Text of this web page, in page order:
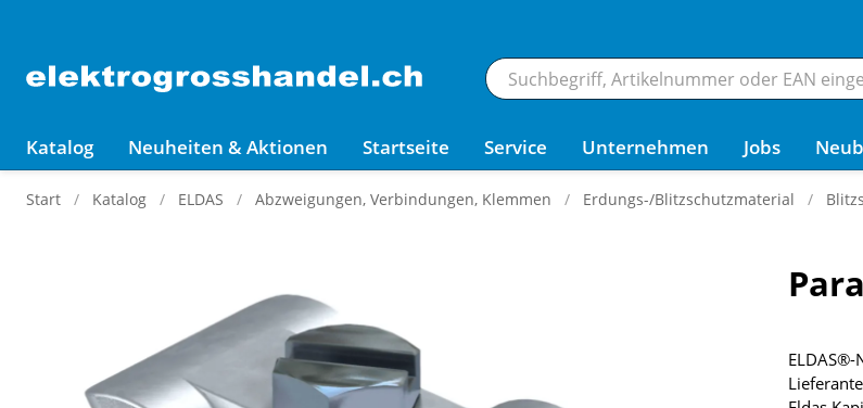
Katalog Neuheiten & Aktionen Startseite Service Unternehmen Jobs
Start Katalog ELDAS Abzweigungen, Verbindungen, Klemmen Erdungs-/Blitzschutzmaterial
ELDAS®-